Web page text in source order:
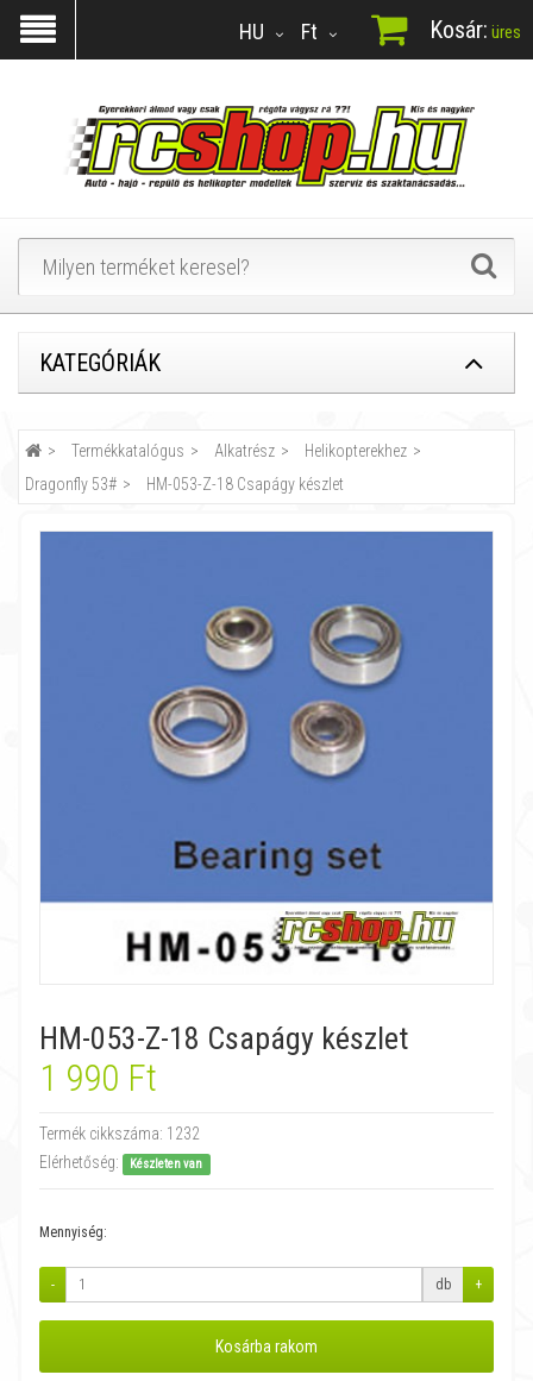
Ft
HU Kosár: üres
KATEGÓRIÁK
Termékkatalógus Alkatrész
Helikopterekhez
Dragonfly 53#
HM-053-Z-18 Csapágy készlet
HM-053-Z-18 Csapágy készlet
1 990 Ft
Termék cikkszáma: 1232
Elérhetőség:
Készleten van
Mennyiség:
- db +
Kosárba rakom